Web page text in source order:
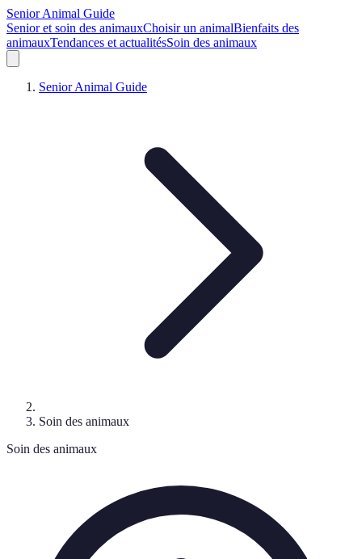
Senior Animal Guide
Senior et soin des animauxChoisir un animalBienfaits des
animauxTendances et actualitésSoin des animaux
Senior Animal Guide
Soin des animaux
Soin des animaux